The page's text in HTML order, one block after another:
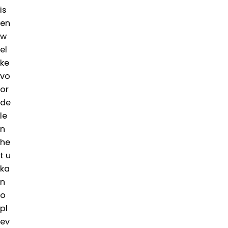
is
en
w
el
ke
vo
or
de
le
n
he
t u
ka
n
o
pl
ev